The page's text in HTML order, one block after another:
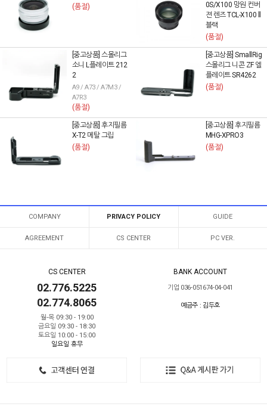
(품절)
0S/X100 망원 컨버
젼 렌즈 TCL-X100 ll
블랙
(품절)
[중고상품] 스몰리그
소니 L플레이트 212
2
A9 / A73 / A7M3 /
A7R3
(품절)
[중고상품] SmallRig
스몰리그 니콘 ZF 엘
플레이트 SR4262
(품절)
[중고상품] 후지필름
X-T2 메탈 그립
(품절)
[중고상품] 후지필름
MHG-XPRO3
(품절)
COMPANY PRIVACY POLICY GUIDE
AGREEMENT CS CENTER PC VER.
CS CENTER
02.776.5225
02.774.8065
월-목 09:30 - 19:00
금요일 09:30 - 18:30
토요일 10:00 - 15:00
일요일 휴무
BANK ACCOUNT
기업 036-051674-04-041
예금주 : 김두호